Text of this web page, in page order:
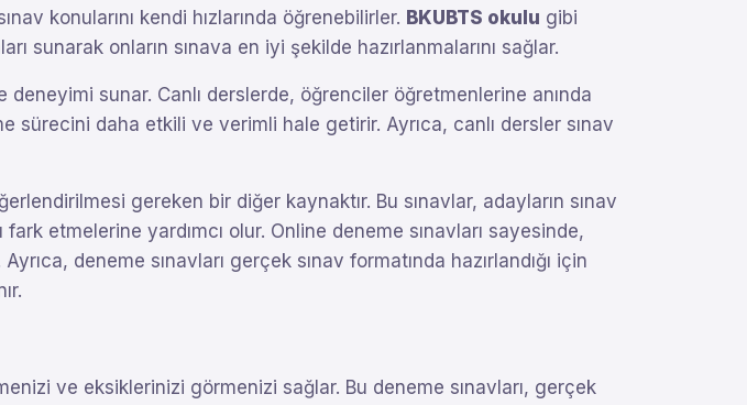
konularını kendi hızlarında öğrenebilirler. BKUBTS okulu gibi
sunarak onların sınava en iyi şekilde hazırlanmalarını sağlar.
sunar. Canlı derslerde, öğrenciler öğretmenlerine anında
sürecini daha etkili ve verimli hale getirir. Ayrıca, canlı dersler sınav
gereken bir diğer kaynaktır. Bu sınavlar, adayların sınav
etmelerine yardımcı olur. Online deneme sınavları sayesinde,
deneme sınavları gerçek sınav formatında hazırlandığı için
ve eksiklerinizi görmenizi sağlar. Bu deneme sınavları, gerçek